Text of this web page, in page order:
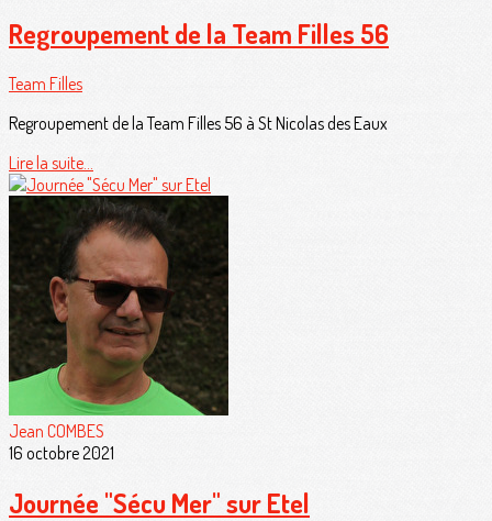
Regroupement de la Team Filles 56
Team Filles
Regroupement de la Team Filles 56 à St Nicolas des Eaux
Lire la suite...
Jean COMBES
16 octobre 2021
Journée "Sécu Mer" sur Etel